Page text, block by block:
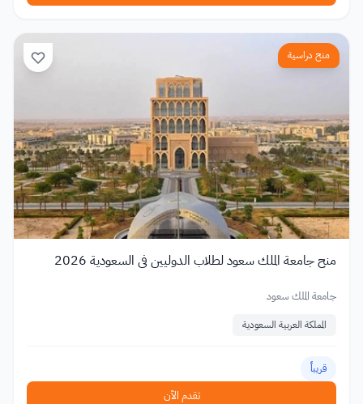
منح دراسية
منح جامعة الملك سعود لطلاب الدوليين في السعودية 2026
جامعة الملك سعود
المملكة العربية السعودية
قريباً
تقدم الآن